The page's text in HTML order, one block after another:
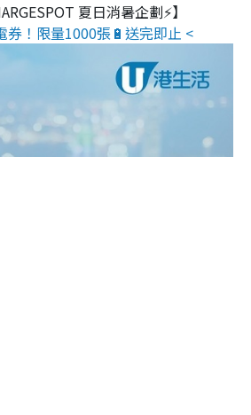
夏日消暑企劃⚡】
券！限量1000張🔋送完即止 <